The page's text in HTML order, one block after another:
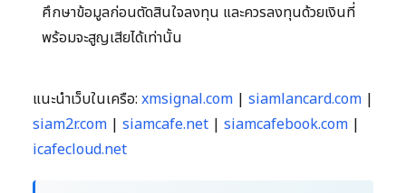
ศึกษาข้อมูลก่อนตัดสินใจลงทุน และควรลงทุนด้วยเงินที่
พร้อมจะสูญเสียได้เท่านั้น
แนะนำเว็บในเครือ: xmsignal.com | siamlancard.com |
siam2r.com | siamcafe.net | siamcafebook.com |
icafecloud.net